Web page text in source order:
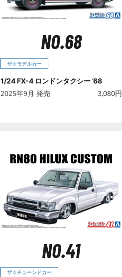
NO.68
ザ☆モデルカー
1/24 FX-4 ロンドンタクシー ’68
2025年9月 発売 3,080円
NO.41
ザ☆チューンドカー